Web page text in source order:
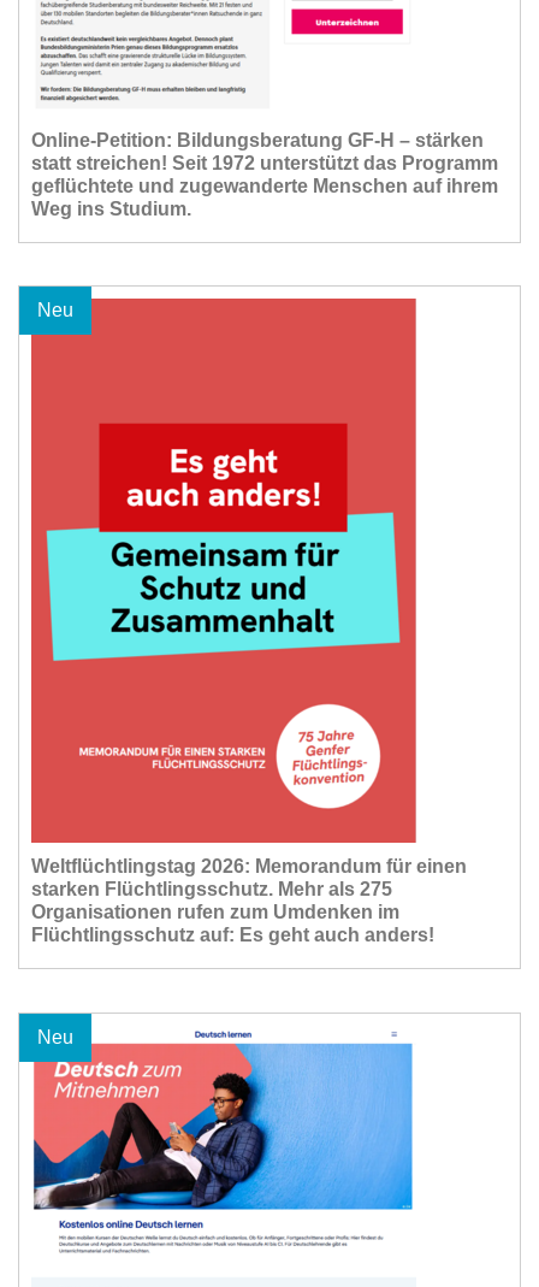
Online-Petition: Bildungsberatung GF-H – stärken
statt streichen! Seit 1972 unterstützt das Programm
geflüchtete und zugewanderte Menschen auf ihrem
Weg ins Studium.
Neu
Weltflüchtlingstag 2026: Memorandum für einen
starken Flüchtlingsschutz. Mehr als 275
Organisationen rufen zum Umdenken im
Flüchtlingsschutz auf: Es geht auch anders!
Neu